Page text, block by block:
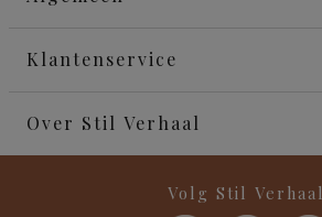
Klantenservice
Over Stil Verhaal
Volg Stil Verhaal